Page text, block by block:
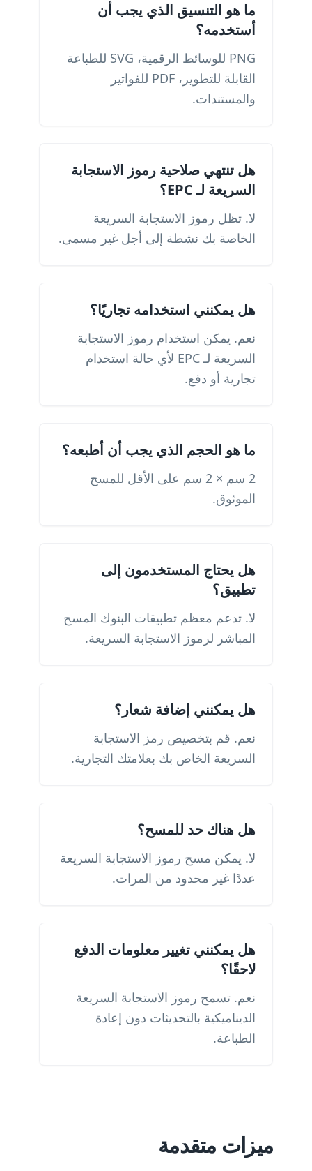
ما هو التنسيق الذي يجب أن
أستخدمه؟
PNG للوسائط الرقمية، SVG للطباعة
القابلة للتطوير، PDF للفواتير
والمستندات.
هل تنتهي صلاحية رموز الاستجابة
السريعة لـ EPC؟
لا. تظل رموز الاستجابة السريعة
الخاصة بك نشطة إلى أجل غير مسمى.
هل يمكنني استخدامه تجاريًا؟
نعم. يمكن استخدام رموز الاستجابة
السريعة لـ EPC لأي حالة استخدام
تجارية أو دفع.
ما هو الحجم الذي يجب أن أطبعه؟
2 سم × 2 سم على الأقل للمسح
الموثوق.
هل يحتاج المستخدمون إلى
تطبيق؟
لا. تدعم معظم تطبيقات البنوك المسح
المباشر لرموز الاستجابة السريعة.
هل يمكنني إضافة شعار؟
نعم. قم بتخصيص رمز الاستجابة
السريعة الخاص بك بعلامتك التجارية.
هل هناك حد للمسح؟
لا. يمكن مسح رموز الاستجابة السريعة
عددًا غير محدود من المرات.
هل يمكنني تغيير معلومات الدفع
لاحقًا؟
نعم. تسمح رموز الاستجابة السريعة
الديناميكية بالتحديثات دون إعادة
الطباعة.
ميزات متقدمة